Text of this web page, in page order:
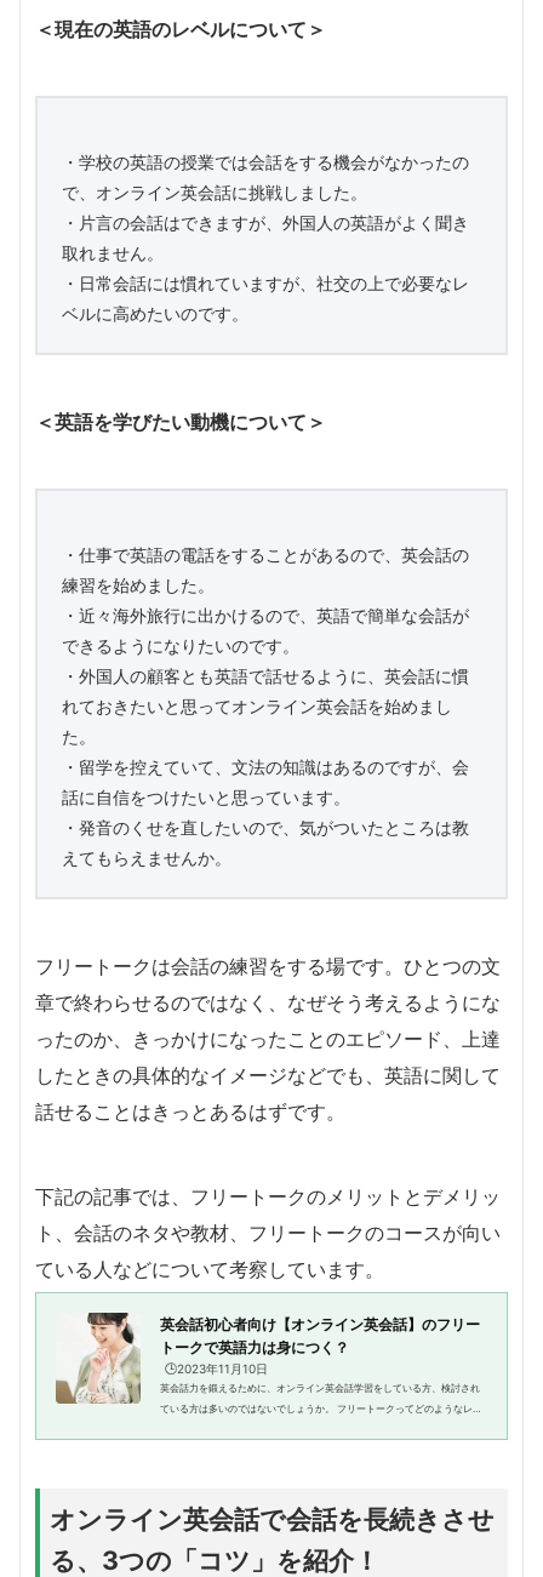
＜現在の英語のレベルについて＞
・学校の英語の授業では会話をする機会がなかったの
で、オンライン英会話に挑戦しました。
・片言の会話はできますが、外国人の英語がよく聞き
取れません。
・日常会話には慣れていますが、社交の上で必要なレ
ベルに高めたいのです。
＜英語を学びたい動機について＞
・仕事で英語の電話をすることがあるので、英会話の
練習を始めました。
・近々海外旅行に出かけるので、英語で簡単な会話が
できるようになりたいのです。
・外国人の顧客とも英語で話せるように、英会話に慣
れておきたいと思ってオンライン英会話を始めまし
た。
・留学を控えていて、文法の知識はあるのですが、会
話に自信をつけたいと思っています。
・発音のくせを直したいので、気がついたところは教
えてもらえませんか。
フリートークは会話の練習をする場です。ひとつの文
章で終わらせるのではなく、なぜそう考えるようにな
ったのか、きっかけになったことのエピソード、上達
したときの具体的なイメージなどでも、英語に関して
話せることはきっとあるはずです。
下記の記事では、フリートークのメリットとデメリッ
ト、会話のネタや教材、フリートークのコースが向い
ている人などについて考察しています。
英会話初心者向け【オンライン英会話】のフリー
トークで英語力は身につく？
🕒️2023年11月10日
英会話力を鍛えるために、オンライン英会話学習をしている方、検討され
ている方は多いのではないでしょうか。 フリートークってどのようなレッ
オンライン英会話で会話を長続きさせ
る、3つの「コツ」を紹介！